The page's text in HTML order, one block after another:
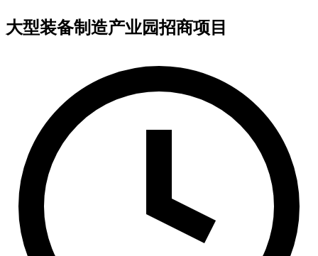
大型装备制造产业园招商项目